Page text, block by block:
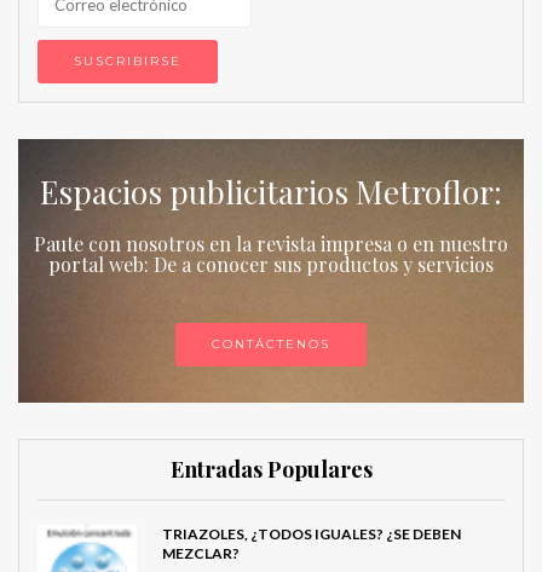
Espacios publicitarios Metroflor:
Paute con nosotros en la revista impresa o en nuestro
portal web: De a conocer sus productos y servicios
CONTÁCTENOS
Entradas Populares
TRIAZOLES, ¿TODOS IGUALES? ¿SE DEBEN
MEZCLAR?